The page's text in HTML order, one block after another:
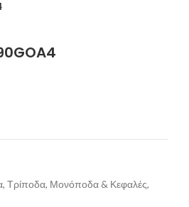
Τρίποδα, Μονόποδα & Κεφαλές,